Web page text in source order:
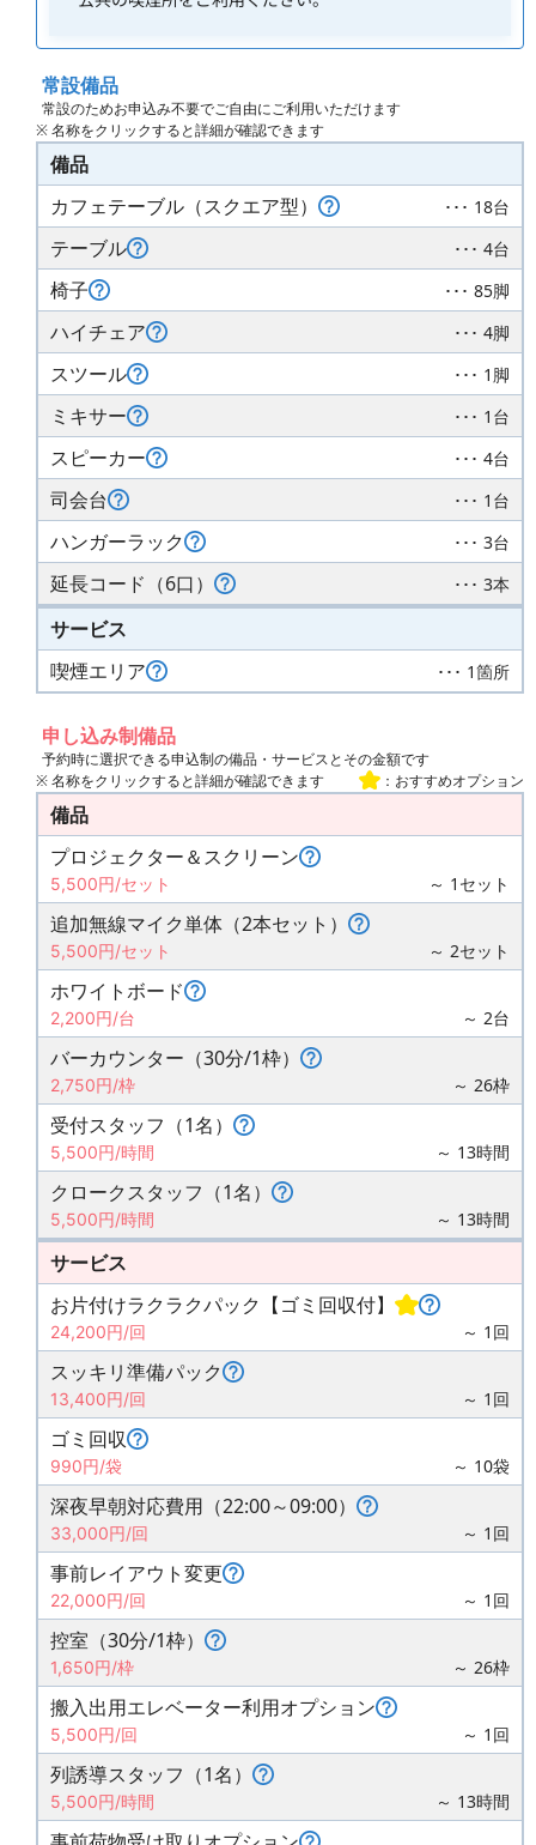
常設備品
常設のためお申込み不要でご自由にご利用いただけます
※ 名称をクリックすると詳細が確認できます
備品
カフェテーブル（スクエア型）
･･･ 18台
テーブル ･･･ 4台
椅子 ･･･ 85脚
ハイチェア ･･･ 4脚
スツール ･･･ 1脚
ミキサー ･･･ 1台
スピーカー ･･･ 4台
司会台 ･･･ 1台
ハンガーラック ･･･ 3台
延長コード（6口） ･･･ 3本
サービス
喫煙エリア
･･･ 1箇所
申し込み制備品
予約時に選択できる申込制の備品・サービスとその金額です
※ 名称をクリックすると詳細が確認できます ：おすすめオプション
備品
プロジェクター＆スクリーン
5,500円/セット ～ 1セット
追加無線マイク単体（2本セット）
5,500円/セット ～ 2セット
ホワイトボード
2,200円/台 ～ 2台
バーカウンター（30分/1枠）
2,750円/枠 ～ 26枠
受付スタッフ（1名）
5,500円/時間 ～ 13時間
クロークスタッフ（1名）
5,500円/時間 ～ 13時間
サービス
お片付けラクラクパック【ゴミ回収付】
24,200円/回 ～ 1回
スッキリ準備パック
13,400円/回 ～ 1回
ゴミ回収
990円/袋 ～ 10袋
深夜早朝対応費用（22:00～09:00）
33,000円/回 ～ 1回
事前レイアウト変更
22,000円/回 ～ 1回
控室（30分/1枠）
1,650円/枠 ～ 26枠
搬入出用エレベーター利用オプション
5,500円/回 ～ 1回
列誘導スタッフ（1名）
5,500円/時間 ～ 13時間